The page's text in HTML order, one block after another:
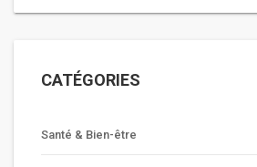
CATÉGORIES
Santé & Bien-être